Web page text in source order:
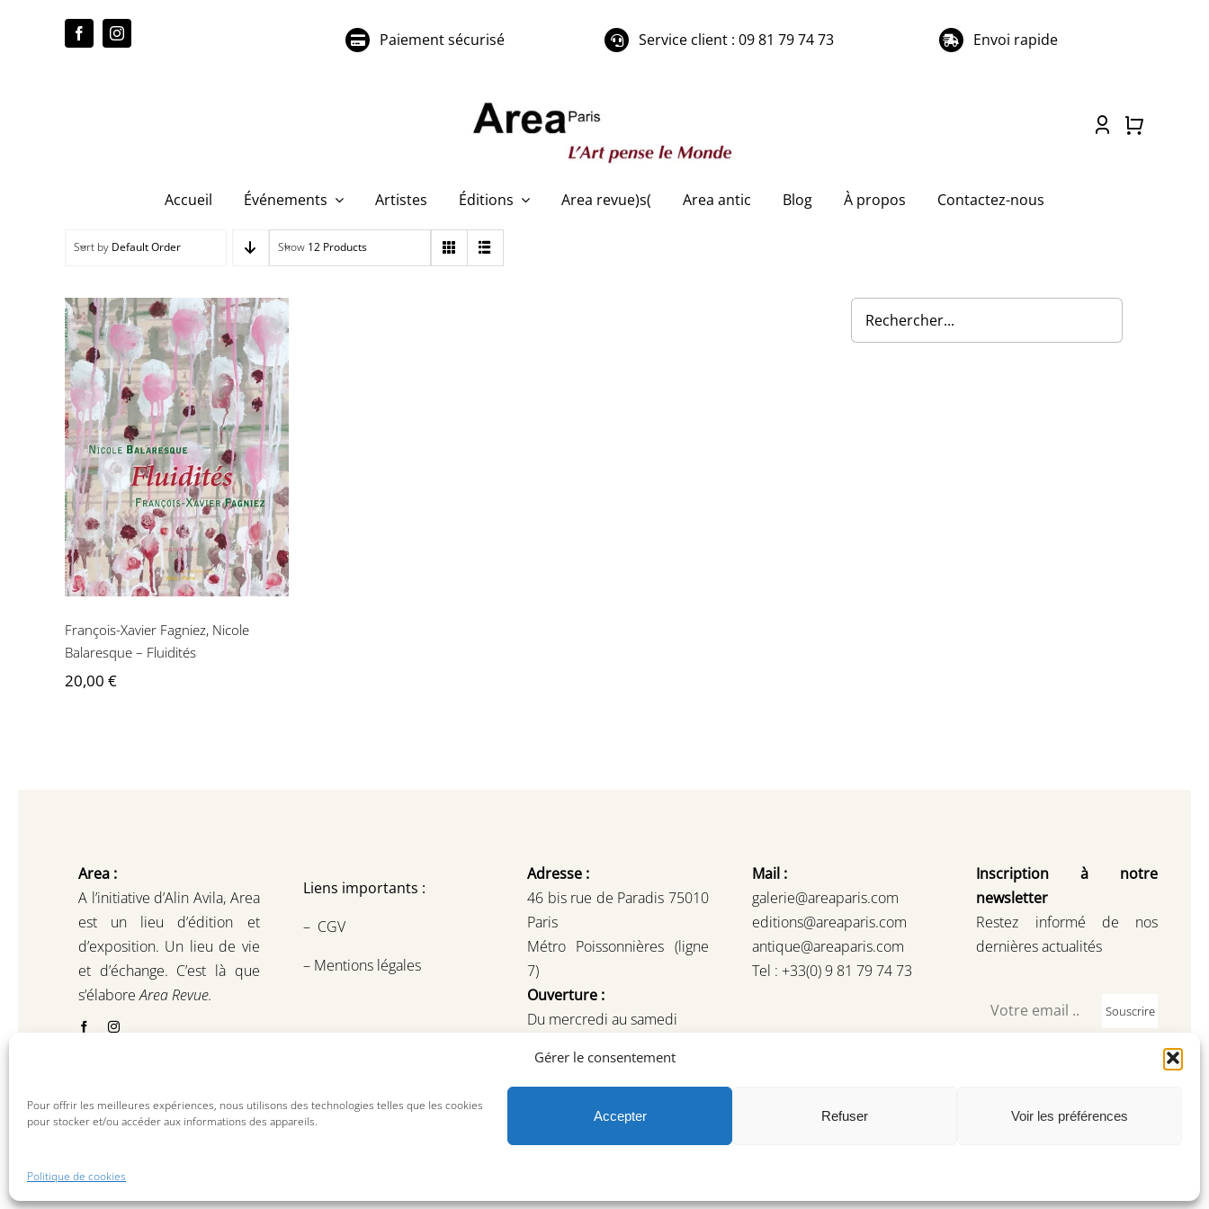
Gérer le consentement
Pour offrir les meilleures expériences, nous utilisons des technologies telles que les cookies
pour stocker et/ou accéder aux informations des appareils.
Accepter Refuser Voir les préférences
Politique de cookies
Paiement sécurisé Service client : 09 81 79 74 73 Envoi rapide
Accueil Événements Artistes Éditions Area revue)s( Area antic Blog À propos Contactez-nous
Sort by Default Order Show 12 Products
François-Xavier Fagniez,
Nicole Balaresque –
Fluidités
François-Xavier Fagniez, Nicole
Balaresque – Fluidités
20,00 €
Area :
A l’initiative d’Alin Avila, Area
est un lieu d’édition et
d’exposition. Un lieu de vie
et d’échange. C’est là que
s’élaboreArea Revue.
Liens importants :
– CGV
–Mentions légales
Adresse :
46 bis rue de Paradis 75010
Paris
Métro Poissonnières (ligne
7)
Ouverture :
Du mercredi au samedi
ou sur rendez-vous
Mail :
galerie@areaparis.com
editions@areaparis.com
antique@areaparis.com
Tel : +33(0) 9 81 79 74 73
Inscription à notre
newsletter
Restez informé de nos
dernières actualités
Souscrire